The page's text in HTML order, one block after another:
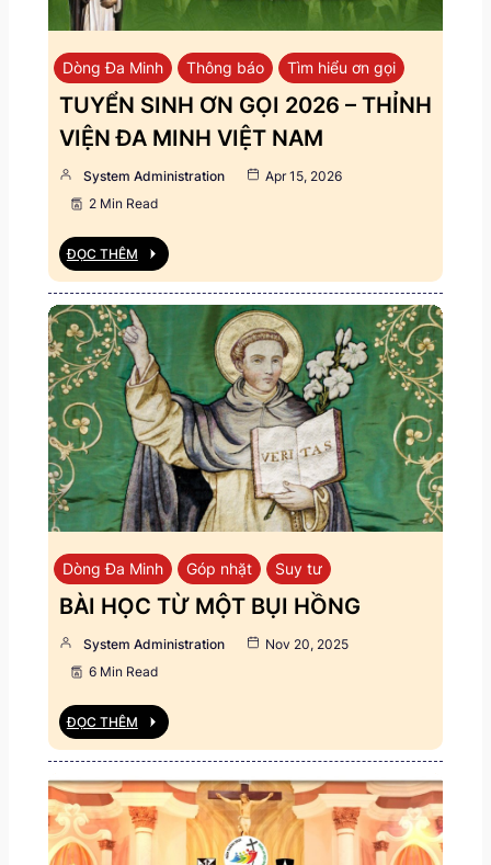
Dòng Đa Minh Thông báo Tìm hiểu ơn gọi
TUYỂN SINH ƠN GỌI 2026 – THỈNH
VIỆN ĐA MINH VIỆT NAM
System Administration
Apr 15, 2026
2 Min Read
ĐỌC THÊM
Dòng Đa Minh Góp nhặt Suy tư
BÀI HỌC TỪ MỘT BỤI HỒNG
System Administration
Nov 20, 2025
6 Min Read
ĐỌC THÊM